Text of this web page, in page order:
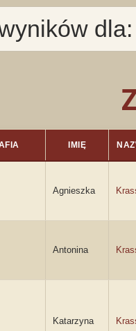
IMIĘ
Agnieszka
Antonina
Katarzyna